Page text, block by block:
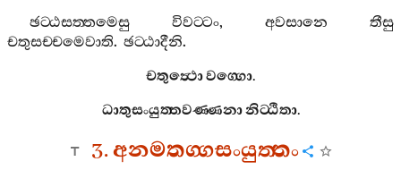
ඡට‍්ඨසත‍්තමෙසු විවට‍්ටං, අවසානෙ
තීසු
චතුසච‍්චමෙවාති. ඡට‍්ඨාදීනි.
චතුත්‍ථොවග‍්ගො.
ධාතුසංයුත‍්තවණ‍්ණනානිට‍්ඨිතා.
3.අනමතග‍්ගසංයුත‍්තං